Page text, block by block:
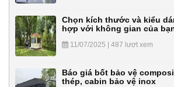
Chọn kích thước và kiểu
hợp với không gian của
11/07/2025 | 487 lượt xem
Báo giá bốt bảo vệ
thép, cabin bảo vệ inox